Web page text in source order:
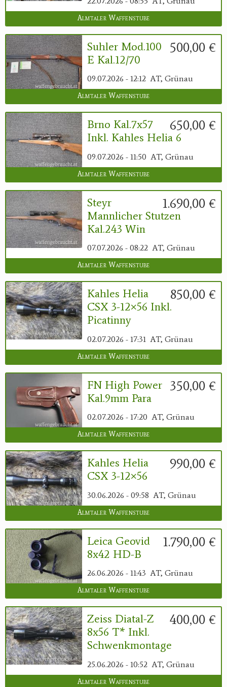
Almtaler Waffenstube
500,00 €
Suhler Mod.100
E Kal.12/70
09.07.2026 - 12:12 AT, Grünau
Almtaler Waffenstube
650,00 €
Brno Kal.7x57
Inkl. Kahles Helia 6
09.07.2026 - 11:50 AT, Grünau
Almtaler Waffenstube
1.690,00 €
Steyr
Mannlicher Stutzen
Kal.243 Win
07.07.2026 - 08:22 AT, Grünau
Almtaler Waffenstube
850,00 €
Kahles Helia
CSX 3-12×56 Inkl.
Picatinny
02.07.2026 - 17:31 AT, Grünau
Almtaler Waffenstube
350,00 €
FN High Power
Kal.9mm Para
02.07.2026 - 17:20 AT, Grünau
Almtaler Waffenstube
990,00 €
Kahles Helia
CSX 3-12×56
30.06.2026 - 09:58 AT, Grünau
Almtaler Waffenstube
1.790,00 €
Leica Geovid
8x42 HD-B
26.06.2026 - 11:43 AT, Grünau
Almtaler Waffenstube
400,00 €
Zeiss Diatal-Z
8x56 T* Inkl.
Schwenkmontage
25.06.2026 - 10:52 AT, Grünau
Almtaler Waffenstube